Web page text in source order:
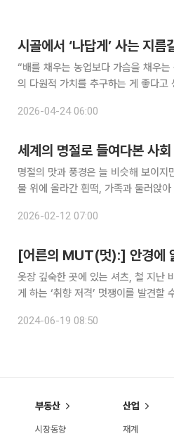
시골에서 ‘나답게’ 사는 지
“배를 채우는 농업보다 가슴을 채우
의 다원적 가치를 추구하는 게 좋다고 생각한다.” 천안 연암대 스마트원예
수’다. 농사의 명암은 물론 시골살이
2026-04-24 06:00
세계의 명절로 들여다본 사
명절의 맛과 풍경은 늘 비슷해 보이
물 위에 올라간 흰떡, 가족과 둘러앉
하는 시간이 아니라, 개인의 선택과
2026-02-12 07:00
[어른의 MUT(멋):] 안경에
옷장 깊숙한 곳에 있는 셔츠, 철 지난
게 하는 ‘취향 저격’ 멋쟁이를 발견
과 감상 일부를 옮겨 싣는다. 열네 번
2024-06-19 08:50
부동산
시장동향
산업
재계